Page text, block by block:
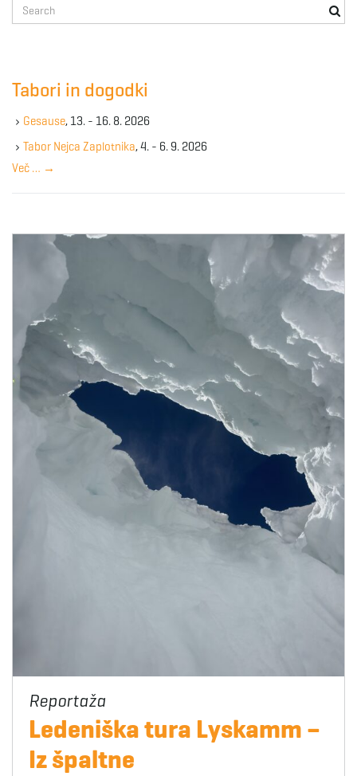
e
e
y
w
r
Tabori in dogodki
Gesause, 13. - 16. 8. 2026
Tabor Nejca Zaplotnika, 4. - 6. 9. 2026
Več … →
Ledeniška tura Lyskamm –
Iz špaltne